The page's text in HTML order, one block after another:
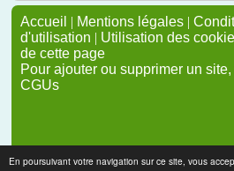
En poursuivant votre navigation sur ce site, vous
Accueil | Mentions légales |
d'utilisation | Utilisation des
de cette page
Pour ajouter ou supprimer un
CGUs